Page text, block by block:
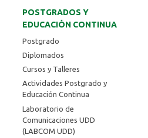
POSTGRADOS Y
EDUCACIÓN CONTINUA
Postgrado
Diplomados
Cursos y Talleres
Actividades Postgrado y
Educación Continua
Laboratorio de
Comunicaciones UDD
(LABCOM UDD)